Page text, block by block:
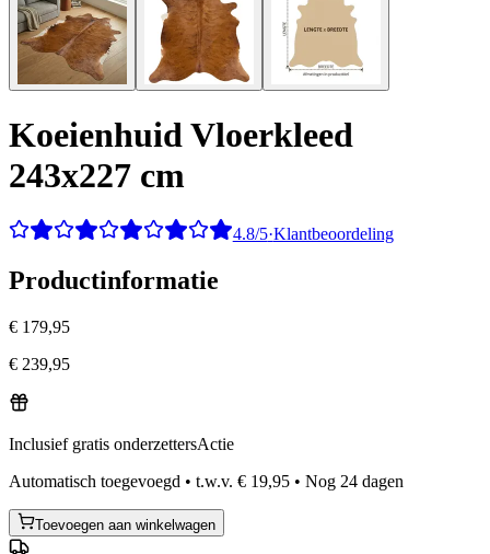
Koeienhuid Vloerkleed
243x227 cm
4.8/5·Klantbeoordeling
Productinformatie
€ 179,95
€ 239,95
Inclusief gratis onderzettersActie
Automatisch toegevoegd • t.w.v. € 19,95 • Nog 24 dagen
Toevoegen aan winkelwagen